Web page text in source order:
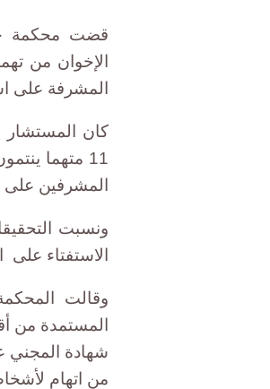
الإخوان من
المشرفة على استفتاء دستور
كان المستشار
11 متهما
المشرفين على استفتاء عام 2012 داخل
الاستفتاء على الدستور فى 22 ديسمبر
وقالت
المستمدة من
شهادة المجني
من اتهام